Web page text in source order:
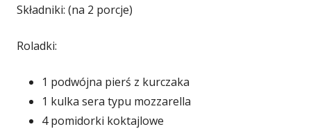
Składniki: (na 2 porcje)
Roladki:
1 podwójna pierś z kurczaka
1 kulka sera typu mozzarella
4 pomidorki koktajlowe